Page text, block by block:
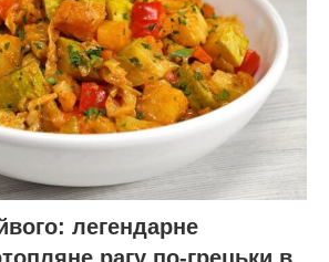
легендарне